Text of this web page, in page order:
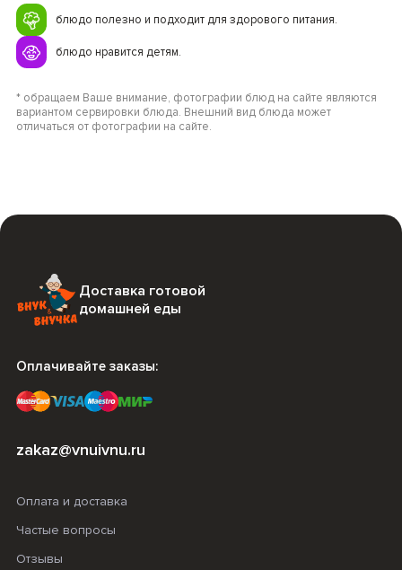
блюдо полезно и подходит для здорового питания.
блюдо нравится детям.
* обращаем Ваше внимание, фотографии блюд на сайте являются
вариантом сервировки блюда. Внешний вид блюда может
отличаться от фотографии на сайте.
Доставка готовой
домашней еды
Оплачивайте заказы:
zakaz@vnuivnu.ru
Оплата и доставка
Частые вопросы
Отзывы